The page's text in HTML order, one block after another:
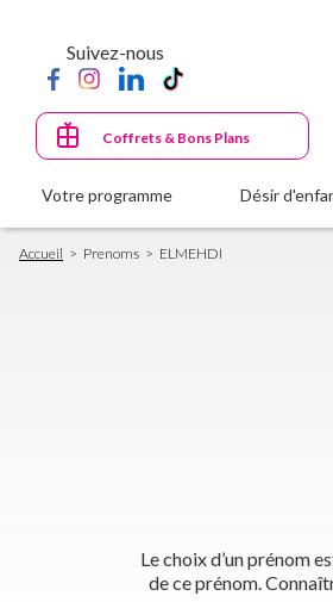
principal
Suivez-nous
Coffrets & Bons Plans
Votre programme Désir
Fil
d'Ariane
Accueil Prenoms ELMEHDI
Le choix d’un prénom
de ce prénom.